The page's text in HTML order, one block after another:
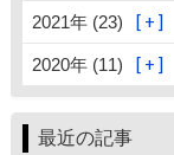
2021年 (23)
2020年 (11)
最近の記事